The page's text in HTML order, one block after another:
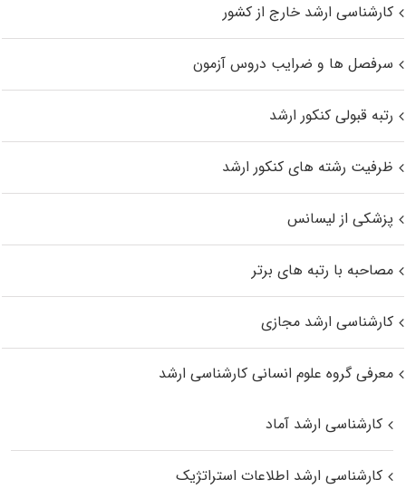
کارشناسی ارشد خارج از کشور
سرفصل ها و ضرایب دروس آزمون
رتبه قبولی کنکور ارشد
ظرفیت رشته های کنکور ارشد
پزشکی از لیسانس
مصاحبه با رتبه های برتر
کارشناسی ارشد مجازی
معرفی گروه علوم انسانی کارشناسی ارشد
کارشناسی ارشد آماد
کارشناسی ارشد اطلاعات استراتژیک